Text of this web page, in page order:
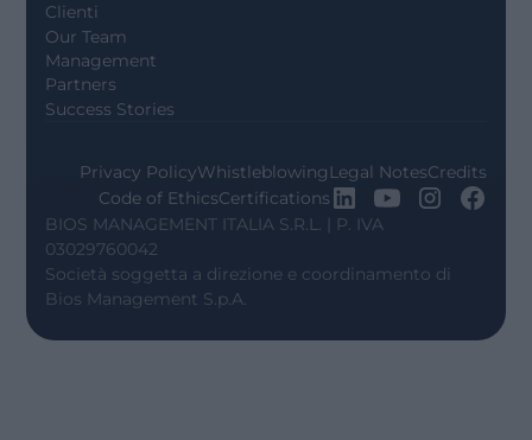
Clienti
Our Team
Management
Partners
Success Stories
BIOS MANAGEMENT ITALIA S.R.L. | P. IVA
03029760042
Società soggetta a direzione e coordinamento di
Bios Management S.p.A.
Privacy PolicyWhistleblowing Legal NotesCredits
Code of EthicsCertifications